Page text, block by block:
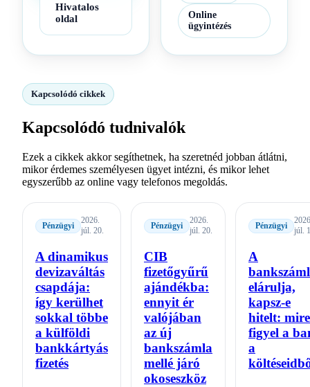
Hivatalos
oldal
Online
ügyintézés
Kapcsolódó cikkek
Kapcsolódó tudnivalók
Ezek a cikkek akkor segíthetnek, ha szeretnéd jobban átlátni,
mikor érdemes személyesen ügyet intézni, és mikor lehet
egyszerűbb az online vagy telefonos megoldás.
Pénzügyi
2026.
júl. 20.
A dinamikus
devizaváltás
csapdája:
így kerülhet
sokkal többe
a külföldi
bankkártyás
fizetés
Pénzügyi
2026.
júl. 20.
CIB
fizetőgyűrű
ajándékba:
ennyit ér
valójában
az új
bankszámla
mellé járó
okoseszköz
Pénzügyi
júl.
A
elárulja,
kapsz-e
hitelt: mire
figyel a
a